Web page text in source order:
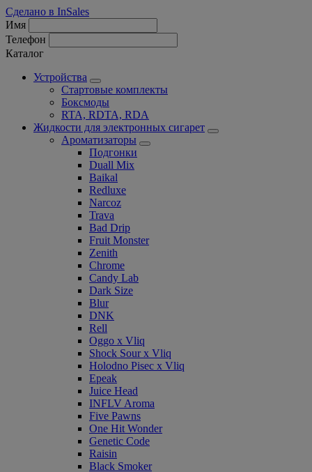
Сделано в InSales
Имя
Телефон
Каталог
Устройства
Стартовые комплекты
Боксмоды
RTA, RDTA, RDA
Жидкости для электронных сигарет
Ароматизаторы
Подгонки
Duall Mix
Baikal
Redluxe
Narcoz
Trava
Bad Drip
Fruit Monster
Zenith
Chrome
Candy Lab
Dark Size
Blur
DNK
Rell
Oggo x Vliq
Shock Sour x Vliq
Holodno Pisec x Vliq
Epeak
Juice Head
INFLV Aroma
Five Pawns
One Hit Wonder
Genetic Code
Raisin
Black Smoker